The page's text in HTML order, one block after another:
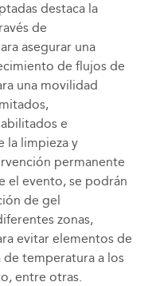
destaca la
de
asegurar una
de flujos de
una movilidad
e
la limpieza y
permanente
el evento, se podrán
de gel
zonas,
evitar elementos de
de temperatura a los
entre otras.